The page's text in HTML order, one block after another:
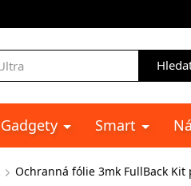
Gadgety Smart
Ochranná fólie 3mk FullBack Kit